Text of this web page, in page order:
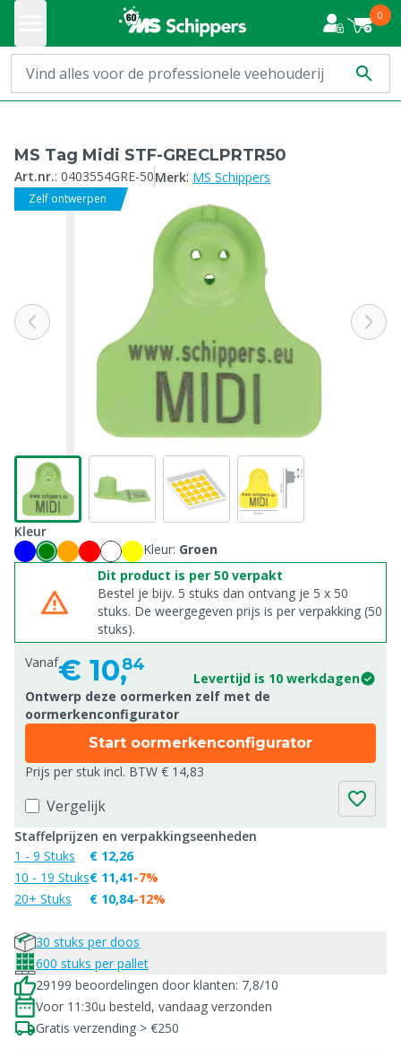
0
MS Tag Midi STF-GRECLPRTR50
Art.nr.: 0403554GRE-50Merk: MS Schippers
Zelf ontwerpen
Kleur
Kleur: Groen
Dit product is per 50 verpakt
Bestel je bijv. 5 stuks dan ontvang je 5 x 50
stuks. De weergegeven prijs is per verpakking (50
stuks).
Vanaf€ 10,84
Levertijd is 10 werkdagen
Ontwerp deze oormerken zelf met de
oormerkenconfigurator
Start oormerkenconfigurator
Prijs per stuk incl. BTW € 14,83
Vergelijk
Staffelprijzen en verpakkingseenheden
1 - 9 Stuks
10 - 19 Stuks
20+ Stuks
€ 12,26
€ 11,41
€ 10,84
-7%
-12%
30 stuks per doos
600 stuks per pallet
29199 beoordelingen door klanten: 7,8/10
Voor 11:30u besteld, vandaag verzonden
Gratis verzending > €250